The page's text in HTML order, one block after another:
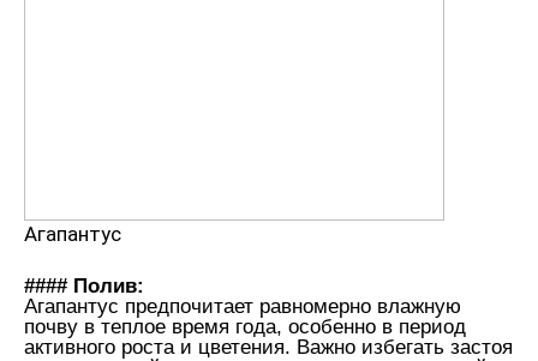
Агапантус
#### Полив:
Агапантус предпочитает равномерно влажную
почву в теплое время года, особенно в период
активного роста и цветения. Важно избегать застоя